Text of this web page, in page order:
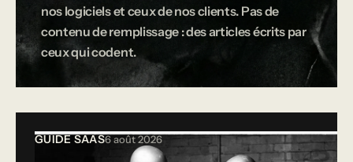
nos logiciels et ceux de nos clients. Pas de
contenu de remplissage : des articles écrits par
ceux qui codent.
GUIDE SAAS6 août 2026